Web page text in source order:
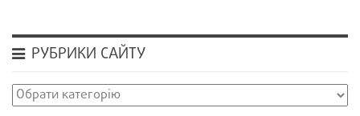
РУБРИКИ САЙТУ
Рубрики